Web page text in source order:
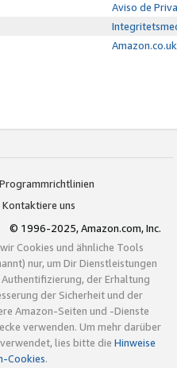
Aviso de
Programmrichtlinien
Kontaktiere uns
© 1996-2025, Amazon.com, Inc.
Cookies und ähnliche Tools
nur, um Dir Dienstleistungen
der Erhaltung
der Sicherheit und der
Amazon-Seiten und -Dienste
verwenden. Um mehr darüber
lies bitte die Hinweise
Cookies.